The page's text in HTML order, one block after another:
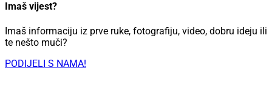
Imaš vijest?
Imaš informaciju iz prve ruke, fotografiju, video, dobru ideju ili
te nešto muči?
PODIJELI S NAMA!